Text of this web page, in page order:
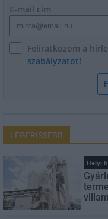
E-mail cím
Feliratkozom a
szabályzatot!
LEGFRISSEBB
Helyi